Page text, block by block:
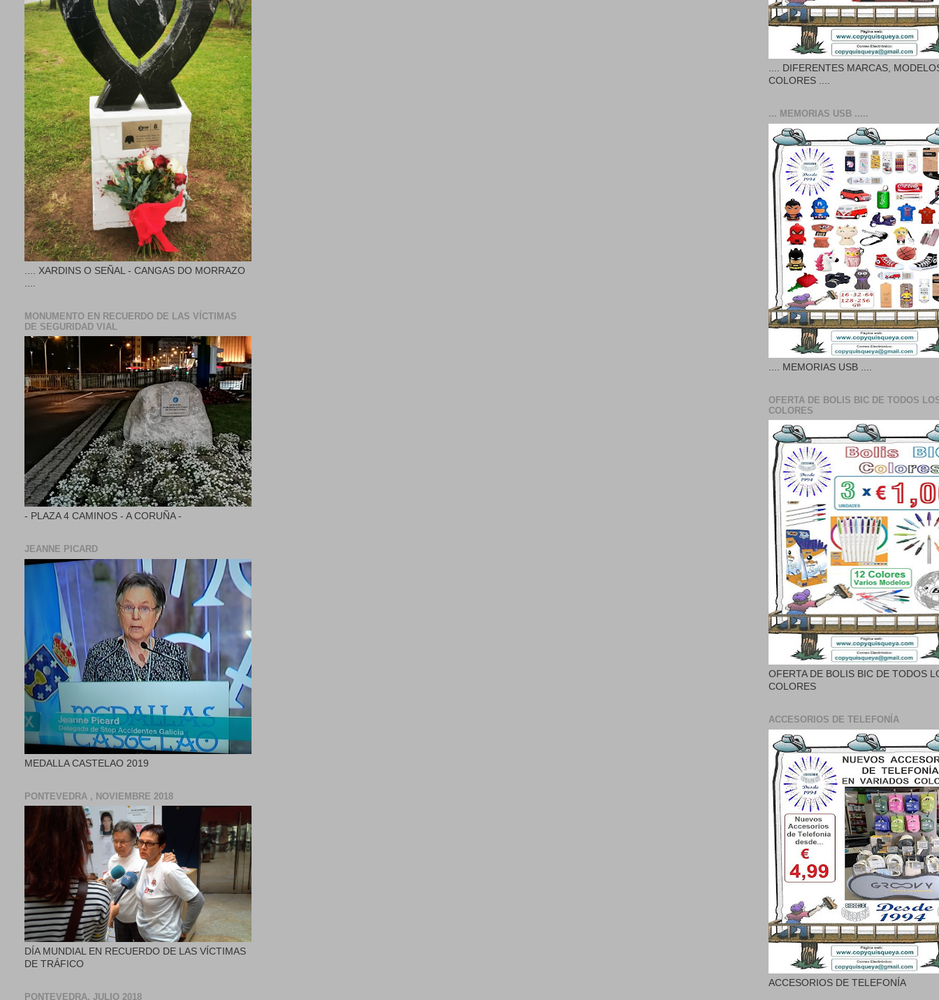
.... XARDINS O SEÑAL - CANGAS DO MORRAZO
MONUMENTO EN RECUERDO DE LAS VÍCTIMAS
DE SEGURIDAD VIAL
- PLAZA 4 CAMINOS - A CORUÑA -
JEANNE PICARD
MEDALLA CASTELAO 2019
PONTEVEDRA , NOVIEMBRE 2018
DÍA MUNDIAL EN RECUERDO DE LAS VÍCTIMAS
DE TRÁFICO
PONTEVEDRA, JULIO 2018
.... DIFERENTES MARCAS,
COLORES ....
... MEMORIAS USB .....
.... MEMORIAS USB ....
OFERTA DE BOLIS BIC DE TODOS
COLORES
OFERTA DE BOLIS BIC DE TODOS
COLORES
ACCESORIOS DE TELEFONÍA
ACCESORIOS DE TELEFONÍA